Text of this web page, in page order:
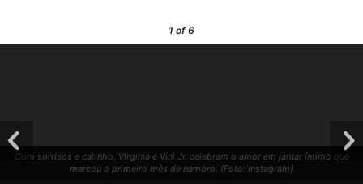
1 of 6
Com sorrisos e carinho, Virginia e Vini Jr. celebram o amor em jantar íntimo que
marcou o primeiro mês de namoro. (Foto: Instagram)